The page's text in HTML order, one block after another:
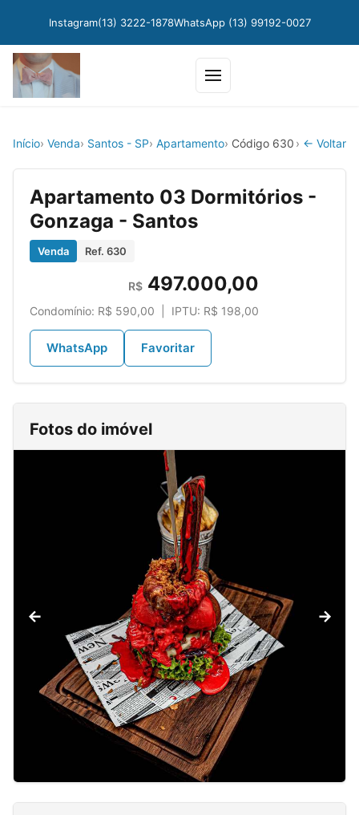
Instagram(13) 3222-1878WhatsApp (13) 99192-0027
Abrir
menu
Início Venda Santos - SP Apartamento Código 630 ← Voltar
Apartamento 03 Dormitórios -
Gonzaga - Santos
Venda Ref. 630
R$ 497.000,00
Condomínio: R$ 590,00 | IPTU: R$ 198,00
WhatsApp Favoritar
Fotos do imóvel
← →